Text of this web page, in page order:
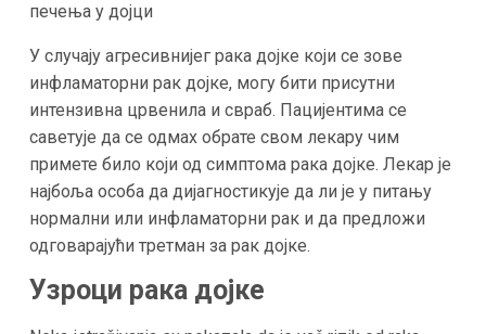
печења у дојци
У случају агресивнијег рака дојке који се зове
инфламаторни рак дојке, могу бити присутни
интензивна црвенила и свраб. Пацијентима се
саветује да се одмах обрате свом лекару чим
примете било који од симптома рака дојке. Лекар је
најбоља особа да дијагностикује да ли је у питању
нормални или инфламаторни рак и да предложи
одговарајући третман за рак дојке.
Узроци рака дојке